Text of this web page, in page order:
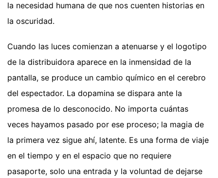
la necesidad humana de que nos cuenten historias en
la oscuridad.
Cuando las luces comienzan a atenuarse y el logotipo
de la distribuidora aparece en la inmensidad de la
pantalla, se produce un cambio químico en el cerebro
del espectador. La dopamina se dispara ante la
promesa de lo desconocido. No importa cuántas
veces hayamos pasado por ese proceso; la magia de
la primera vez sigue ahí, latente. Es una forma de viaje
en el tiempo y en el espacio que no requiere
pasaporte, solo una entrada y la voluntad de dejarse